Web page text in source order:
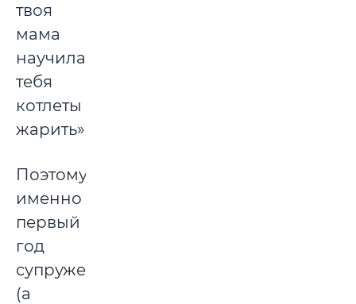
твоя
мама
научила
тебя
котлеты
жарить»).
Поэтому
именно
первый
год
супружества
(а